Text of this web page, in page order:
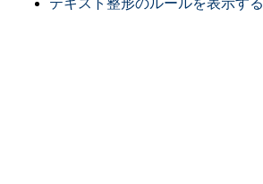
テキスト整形のルールを表示する